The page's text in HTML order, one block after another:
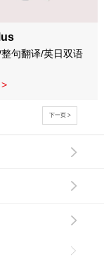
句翻译/英日双语
下一页 >